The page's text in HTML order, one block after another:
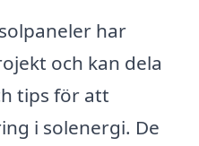
har
och kan dela
tips för att
i solenergi. De